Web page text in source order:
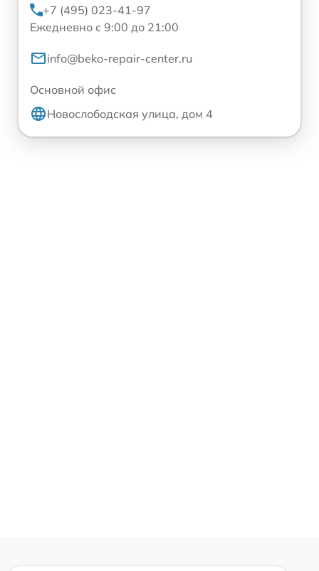
+7 (495) 023-41-97
Ежедневно с 9:00 до 21:00
info@beko-repair-center.ru
Основной офис
Новослободская улица, дом 4